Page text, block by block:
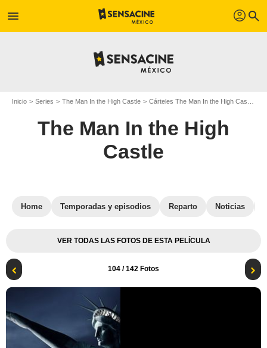
menu profil search
Inicio Series The Man In the High Castle Cárteles The Man In the High Castle
The Man In the High
Castle
Home Temporadas y episodios Reparto Noticias
VER TODAS LAS FOTOS DE ESTA PELÍCULA
104 / 142 Fotos